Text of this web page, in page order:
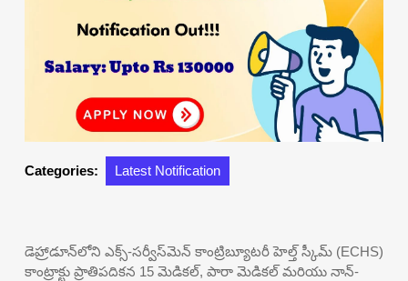
Categories: Latest Notification
డెహ్రాడూన్‌లోని ఎక్స్-సర్వీస్‌మెన్ కాంట్రిబ్యూటరీ హెల్త్ స్కీమ్ (ECHS)
కాంట్రాక్టు ప్రాతిపదికన 15 మెడికల్, పారా మెడికల్ మరియు నాన్-